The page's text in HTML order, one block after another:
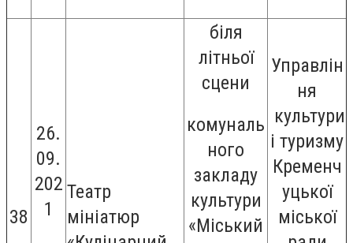
38
26.
09.
202
1
Театр
мініатюр
біля
літньої
сцени
комуналь
ного
закладу
культури
«Міський
Управлін
ня
культури
і туризму
Кременч
уцької
міської